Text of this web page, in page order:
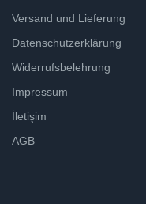
Versand und Lieferung
Datenschutzerklärung
Widerrufsbelehrung
Impressum
İletişim
AGB